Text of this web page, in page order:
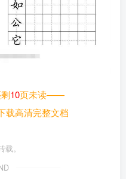
10页未读——
载高清完整文档
。